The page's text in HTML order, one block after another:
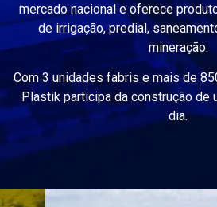
mercado nacional e oferece
de irrigação, predial,
mineração.
Com 3 unidades fabris e mais de
Plastik participa da construção de
dia.